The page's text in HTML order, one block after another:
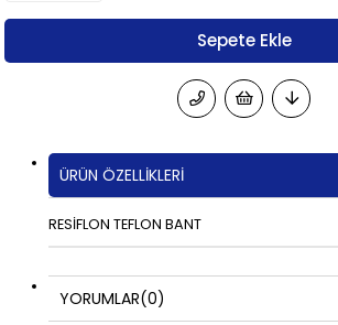
ÜRÜN ÖZELLIKLERI
RESİFLON TEFLON BANT
YORUMLAR(0)